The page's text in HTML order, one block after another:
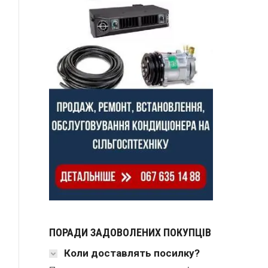
ПОРАДИ ЗАДОВОЛЕНИХ ПОКУПЦІВ
Коли доставлять посилку?